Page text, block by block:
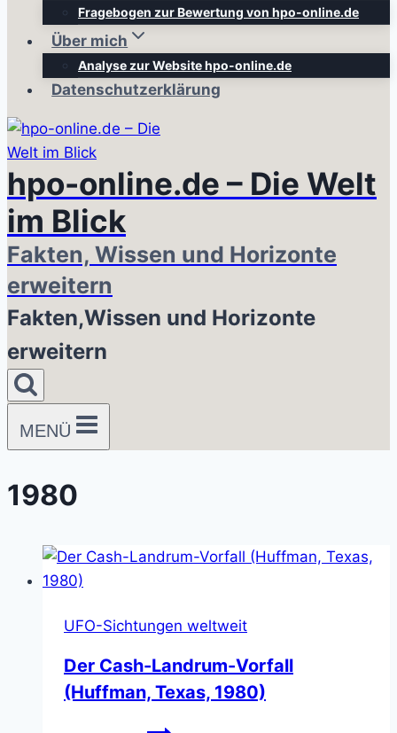
Fragebogen zur Bewertung von hpo-online.de
Über mich
Analyse zur Website hpo-online.de
Datenschutzerklärung
hpo-online.de – Die Welt
im Blick
Fakten, Wissen und Horizonte
erweitern
Fakten,Wissen und Horizonte
erweitern
MENÜ
1980
UFO-Sichtungen weltweit
Der Cash-Landrum-Vorfall
(Huffman, Texas, 1980)